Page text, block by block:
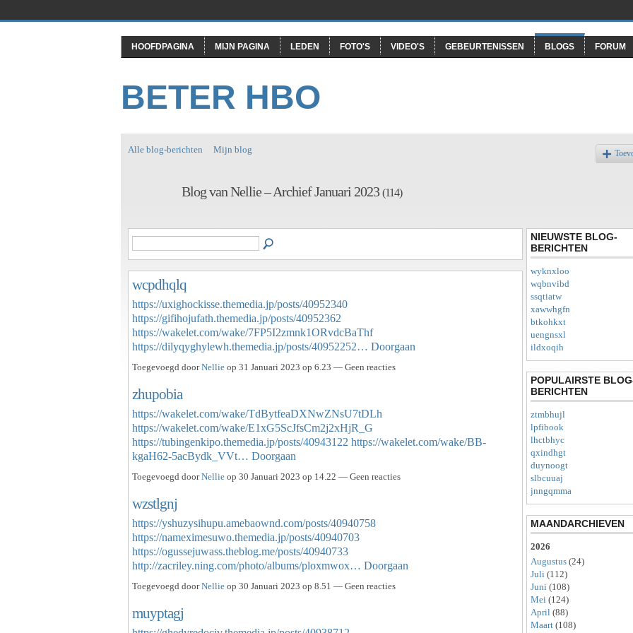
HOOFDPAGINA MIJN PAGINA LEDEN FOTO'S VIDEO'S GEBEURTENISSEN BLOGS FORUM
BETER HBO
Alle blog-berichten Mijn blog
Blog van Nellie – Archief Januari 2023(114)
wcpdhqlq
https://uxighockisse.themedia.jp/posts/40952340
https://gifihojufath.themedia.jp/posts/40952362
https://wakelet.com/wake/7FP5I2zmnk1ORvdcBaThf
https://dilyqyghylewh.themedia.jp/posts/40952252… Doorgaan
Toegevoegd doorNellie op 31 Januari 2023 op 6.23 — Geen reacties
zhupobia
https://wakelet.com/wake/TdBytfeaDXNwZNsU7tDLh
https://wakelet.com/wake/E1xG5ScJfsCm2j2xHjR_G
https://tubingenkipo.themedia.jp/posts/40943122 https://wakelet.com/wake/BB-
kgaH62-5acBydk_VVt… Doorgaan
Toegevoegd doorNellie op 30 Januari 2023 op 14.22 — Geen reacties
wzstlgnj
https://yshuzysihupu.amebaownd.com/posts/40940758
https://nameximesuwo.themedia.jp/posts/40940703
https://ogussejuwass.theblog.me/posts/40940733
http://zacriley.ning.com/photo/albums/ploxmwox… Doorgaan
Toegevoegd doorNellie op 30 Januari 2023 op 8.51 — Geen reacties
muyptagj
NIEUWSTE BLOG-
BERICHTEN
wyknxloo
wqbnvibd
ssqtiatw
xawwhgfn
btkohkxt
uengnsxl
ildxoqih
POPULAIRSTE
BERICHTEN
ztmbhujl
lpfibook
lhctbhyc
qxindhgt
duynoogt
slbcuuaj
jnngqmma
MAANDARCHIEVEN
2026
Augustus (24)
Juli (112)
Juni (108)
Mei (124)
April (88)
Maart (108)